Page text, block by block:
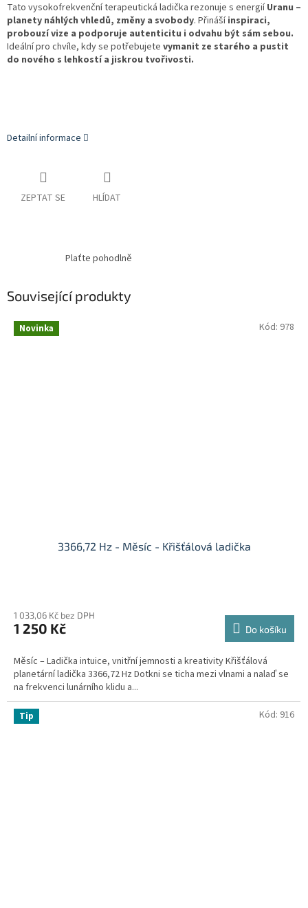
Tato vysokofrekvenční terapeutická ladička rezonuje s energiíUranu –
planety náhlých vhledů, změny a svobody. Přinášíinspiraci,
probouzí vize a podporuje autenticitu i odvahu být sám sebou.
Ideální pro chvíle, kdy se potřebujete vymanit ze starého a pustit
do nového s lehkostí a jiskrou tvořivosti.
Detailní informace
ZEPTAT SE HLÍDAT
Plaťte pohodlně
Související produkty
Novinka
3366,72 Hz - Měsíc - Křišťálová ladička
1 033,06 Kč bez DPH
1 250 Kč Do košíku
Měsíc – Ladička intuice, vnitřní jemnosti a kreativity Křišťálová
planetární ladička 3366,72 Hz Dotkni se ticha mezi vlnami a nalaď se
na frekvenci lunárního klidu a...
Kód: 978
Tip Kód: 916